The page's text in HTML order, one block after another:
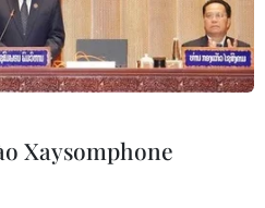
Xaysomphone